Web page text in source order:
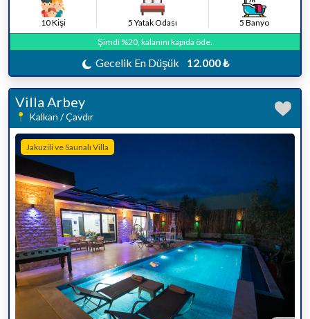
10 Kişi 5 Yatak Odası
5 Banyo
Şimdi %20, kalanını kapıda öde.
Gecelik En Düşük 12.000 ₺
Villa Arbey
Kalkan / Çavdır
Jakuzili ve Saunalı Villa